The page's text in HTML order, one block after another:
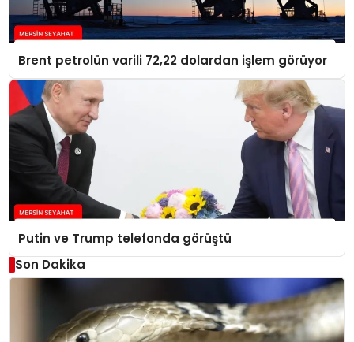
Brent petrolün varili 72,22 dolardan işlem görüyor
Putin ve Trump telefonda görüştü
Son Dakika